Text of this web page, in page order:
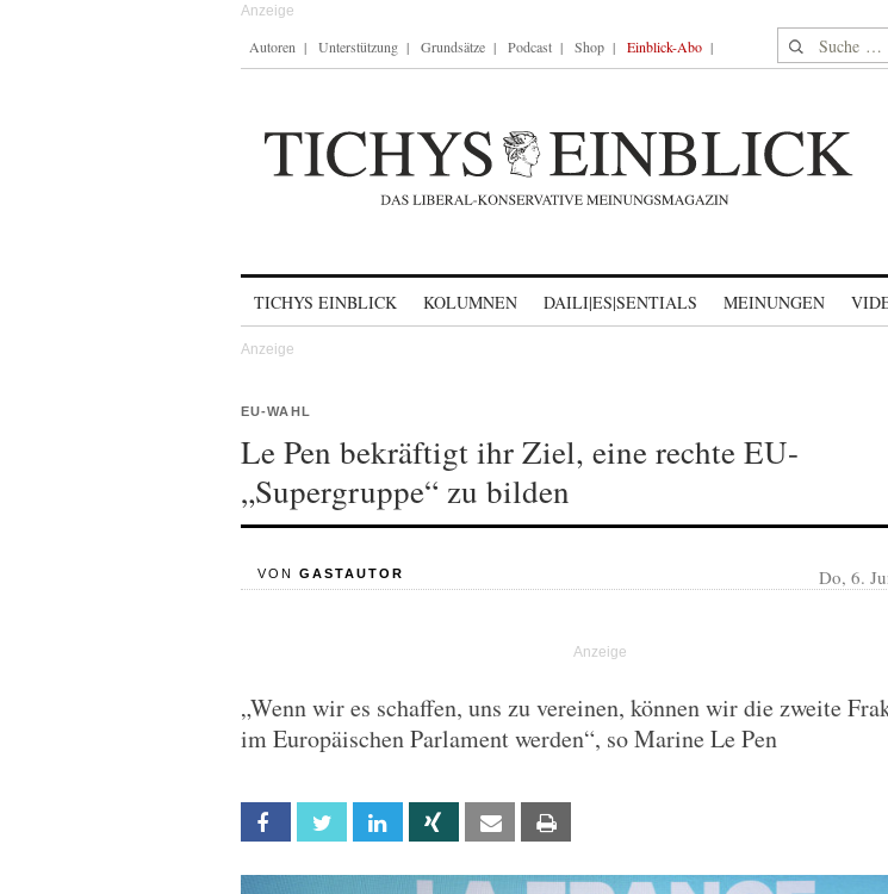
Autoren Unterstützung Grundsätze Podcast Shop Einblick-Abo Suche nach:
TICHYS EINBLICK KOLUMNEN DAILI|ES|SENTIALS MEINUNGEN
EU-WAHL
Le Pen bekräftigt ihr Ziel, eine rechte EU-
„Supergruppe“ zu bilden
VON GASTAUTOR Do, 6.
„Wenn wir es schaffen, uns zu vereinen, können wir die zweite
im Europäischen Parlament werden“, so Marine Le Pen
Facebook Twitter Linkedin Xing Email